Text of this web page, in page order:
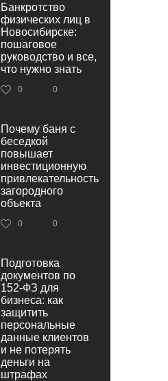
Банкротство
физических лиц в
Новосибирске:
пошаговое
руководство и все,
что нужно знать
0 0
Почему баня с
беседкой
повышает
инвестиционную
привлекательность
загородного
объекта
0 0
Подготовка
документов по
152‑ФЗ для
бизнеса: как
защитить
персональные
данные клиентов
и не потерять
деньги на
штрафах